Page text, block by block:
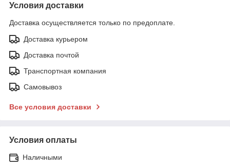
Условия доставки
Доставка осуществляется только по предоплате.
Доставка курьером
Доставка почтой
Транспортная компания
Самовывоз
Все условия доставки
Условия оплаты
Наличными